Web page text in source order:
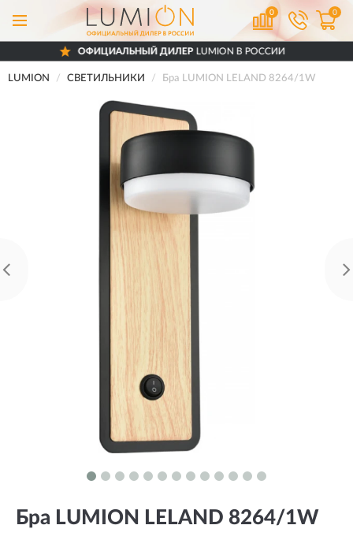
0 0
ОФИЦИАЛЬНЫЙ ДИЛЕРLUMION В РОССИИ
LUMION СВЕТИЛЬНИКИ Бра LUMION LELAND 8264/1W
Бра LUMION LELAND 8264/1W